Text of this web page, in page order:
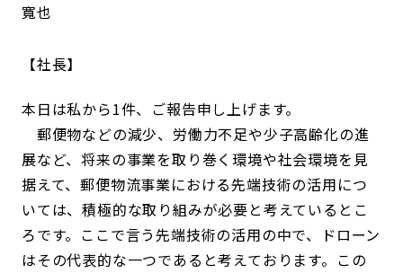
寬也
社長
本日は私から1件、ご報告申し上げます。
郵便物などの減少、労働力不足や少子高齢化の進
展など、将来の事業を取り巻く環境や社会環境を見
据えて、郵便物流事業における先端技術の活用につ
いては、積極的な取り組みが必要と考えているとこ
ろです。ここで言う先端技術の活用の中で、ドローン
はその代表的な一つであると考えております。この